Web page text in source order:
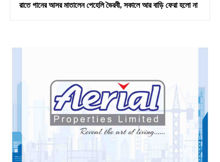
রাতে গানের আসর মাতালেন পেহেলি ভৈরবী, সকালে আর বাড়ি ফেরা হলো না